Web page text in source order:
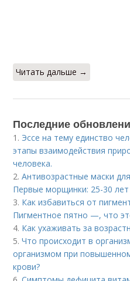
Читать дальше →
Последние
1. Эссе на тему единство
этапы взаимодействия
человека.
2.Антивозрастные маски
Первые морщинки: 25-30 лет
3. Как избавиться от
Пигментное пятно —, что
4. Как ухаживать за
5.Что происходит в
организмом при
крови?